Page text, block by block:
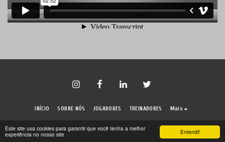
Entendi!
Este site usa cookies para garantir que você tenha a melhor
experiência no nosso site
INÍCIO SOBRE NÓS JOGADORES TREINADORES Mais